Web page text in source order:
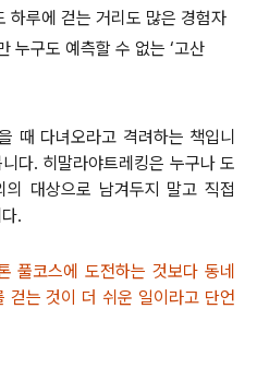
하루에 걷는 거리도 많은 경험자
누구도 예측할 수 없는 ‘고산
때 다녀오라고 격려하는 책입니
다. 히말라야트레킹은 누구나 도
의 대상으로 남겨두지 말고 직접
.
풀코스에 도전하는 것보다 동네
걷는 것이 더 쉬운 일이라고 단언